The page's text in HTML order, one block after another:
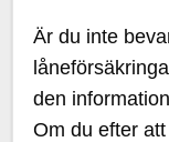
Är du inte
den
Om du efter